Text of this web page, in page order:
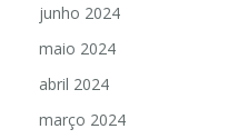
junho 2024
maio 2024
abril 2024
março 2024